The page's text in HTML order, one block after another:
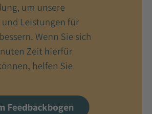
um unsere
Leistungen für
Wenn Sie sich
Zeit hierfür
helfen Sie
Feedbackbogen